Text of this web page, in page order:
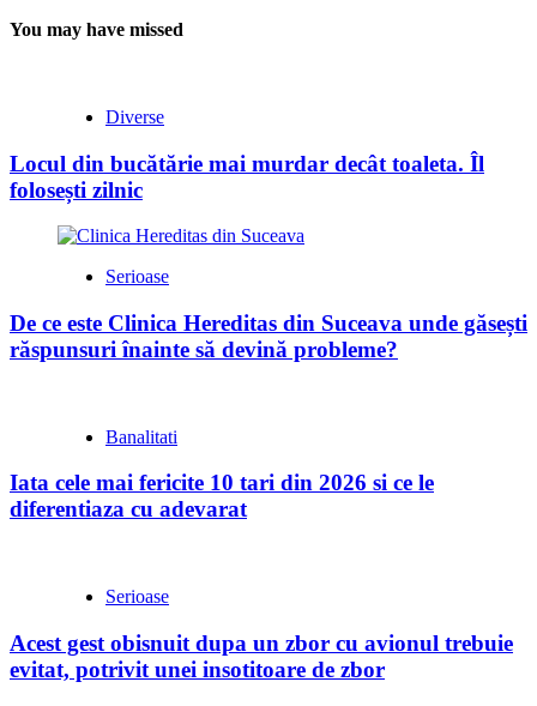
You may have missed
Diverse
Locul din bucătărie mai murdar decât toaleta. Îl
folosești zilnic
Serioase
De ce este Clinica Hereditas din Suceava unde găsești
răspunsuri înainte să devină probleme?
Banalitati
Iata cele mai fericite 10 tari din 2026 si ce le
diferentiaza cu adevarat
Serioase
Acest gest obisnuit dupa un zbor cu avionul trebuie
evitat, potrivit unei insotitoare de zbor